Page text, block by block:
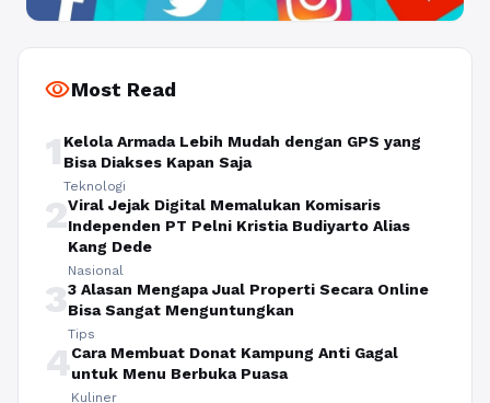
visibilityMost Read
1 Kelola Armada Lebih Mudah dengan GPS yang
Bisa Diakses Kapan Saja
Teknologi
2Viral Jejak Digital Memalukan Komisaris
Independen PT Pelni Kristia Budiyarto Alias
Kang Dede
Nasional
33 Alasan Mengapa Jual Properti Secara Online
Bisa Sangat Menguntungkan
Tips
4Cara Membuat Donat Kampung Anti Gagal
untuk Menu Berbuka Puasa
Kuliner